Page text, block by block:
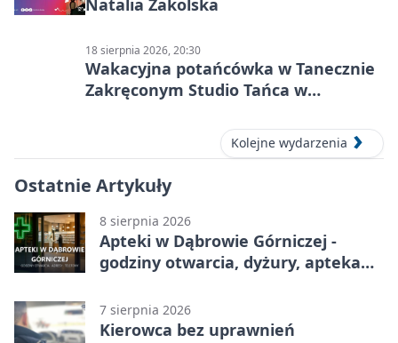
Natalia Zakolska
18 sierpnia 2026, 20:30
Wakacyjna potańcówka w Tanecznie
Zakręconym Studio Tańca w
Kolejne wydarzenia
Ostatnie Artykuły
8 sierpnia 2026
Apteki w Dąbrowie Górniczej -
godziny otwarcia, dyżury, apteka
7 sierpnia 2026
Kierowca bez uprawnień